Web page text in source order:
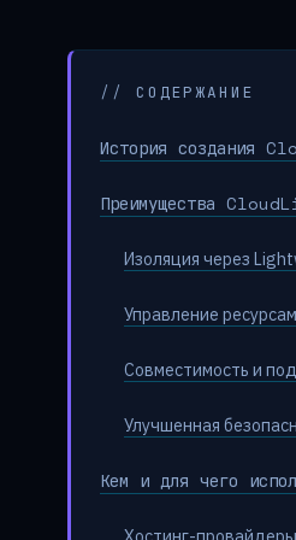
// СОДЕРЖАНИЕ
История создания
Преимущества
Изоляция через
Управление
Совместимость и
Улучшенная
Кем и для чего